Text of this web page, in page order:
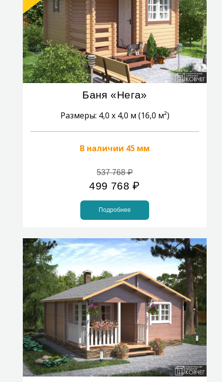
Баня «Нега»
Размеры: 4,0 x 4,0 м (16,0 м²)
В наличии 45 мм
537 768₽
499 768 ₽
Подробнее